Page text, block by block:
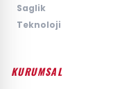
Saglik
Teknoloji
KURUMSAL